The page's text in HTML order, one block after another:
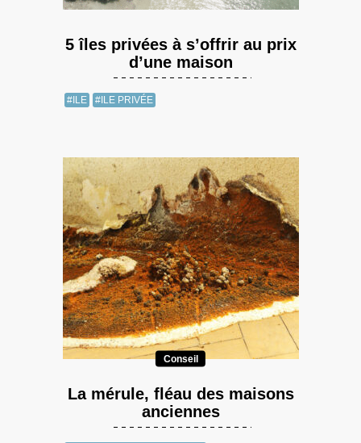
5 îles privées à s’offrir au prix
d’une maison
#ILE #ILE PRIVÉE
Conseil
La mérule, fléau des maisons
anciennes